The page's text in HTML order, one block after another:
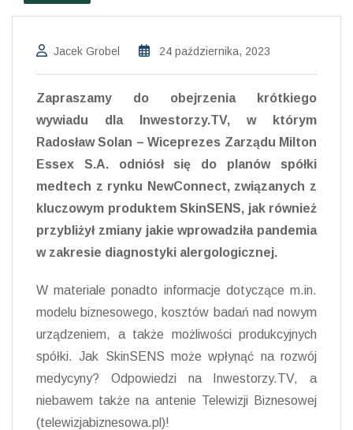
Jacek Grobel 24 października, 2023
Zapraszamy do obejrzenia krótkiego
wywiadu dla Inwestorzy.TV, w którym
Radosław Solan – Wiceprezes Zarządu Milton
Essex S.A. odniósł się do planów spółki
medtech z rynku NewConnect, związanych z
kluczowym produktem SkinSENS, jak również
przybliżył zmiany jakie wprowadziła pandemia
w zakresie diagnostyki alergologicznej.
W materiale ponadto informacje dotyczące m.in.
modelu biznesowego, kosztów badań nad nowym
urządzeniem, a także możliwości produkcyjnych
spółki. Jak SkinSENS może wpłynąć na rozwój
medycyny? Odpowiedzi na Inwestorzy.TV, a
niebawem także na antenie Telewizji Biznesowej
(telewizjabiznesowa.pl)!